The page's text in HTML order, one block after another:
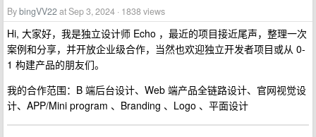
BybingVV22at Sep 3, 2024 · 1838 views
Hi, 大家好，我是独立设计师 Echo ，最近的项目接近尾声，整理一次
案例和分享，并开放企业级合作，当然也欢迎独立开发者项目或从 0-
1 构建产品的朋友们。
我的合作范围：B 端后台设计、Web 端产品全链路设计、官网视觉设
计、APP/Mini program 、Branding 、Logo 、平面设计